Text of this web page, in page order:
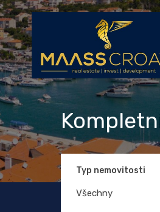
Typ nemovitosti
Všechny